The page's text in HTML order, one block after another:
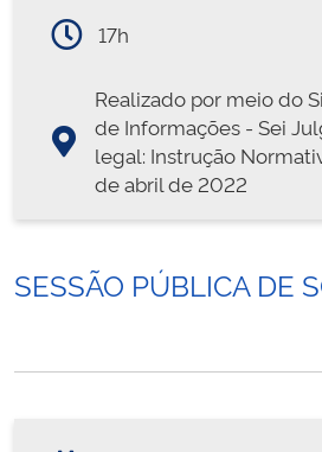
17h
Realizado por meio do
de Informações - Sei
legal: Instrução
de abril de 2022
SESSÃO PÚBLICA DE